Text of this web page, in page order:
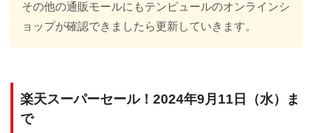
その他の通販モールにもテンピュールのオンラインシ
ョップが確認できましたら更新していきます。
楽天スーパーセール！2024年9月11日（水）ま
で